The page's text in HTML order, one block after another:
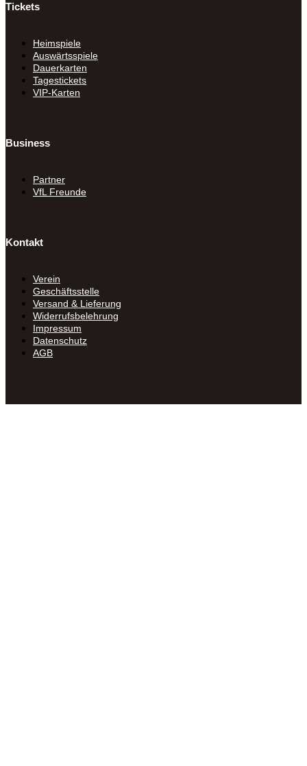
Tickets
Heimspiele
Auswärtsspiele
Dauerkarten
Tagestickets
VIP-Karten
Business
Partner
VfL Freunde
Kontakt
Verein
Geschäftsstelle
Versand & Lieferung
Widerrufsbelehrung
Impressum
Datenschutz
AGB